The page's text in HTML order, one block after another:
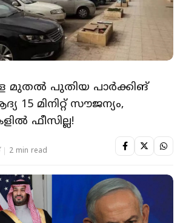
മുതൽ പുതിയ പാർക്കിങ്
15 മിനിറ്റ് സൗജന്യം,
ഫീസില്ല!
2 min read